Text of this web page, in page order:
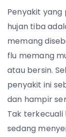
Penyakit
hujan tiba
memang
flu memang
atau bersin.
penyakit ini
dan hampir
Tak terkecuali
sedang